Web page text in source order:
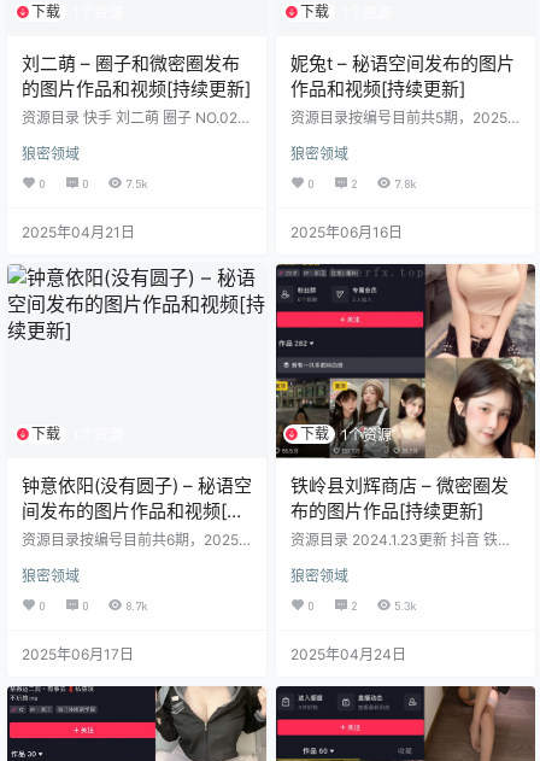
下载
刘二萌 – 圈子和微密圈发布
的图片作品和视频[持续更新]
资源目录 快手 刘二萌 圈子 NO.020
9期【16P】 快手 刘二萌 圈子 NO.0
18期【12P】 快手 刘二萌 圈子 NO.
017期【20P】 快手 刘二萌 圈子 N
NO.015期【15P】 快手 刘二萌 圈子
圈子 NO.013期【42P】 快手 刘二
萌 圈子…
狼密领域
0 0 7.5k
2025年04月21日
下载
妮兔t – 秘语空间发布的图片
作品和视频[持续更新]
资源目录按编号目前共5期，2025.
狼密领域
0 2 7.8k
2025年06月16日
下载
钟意依阳(没有圆子) – 秘语空
间发布的图片作品和视频[持
续更新]
资源目录按编号目前共6期，2025.
狼密领域
0 0 8.7k
2025年06月17日
下载 1个资源
铁岭县刘辉商店 – 微密圈发
布的图片作品[持续更新]
资源目录 2024.1.23更新 抖音 铁岭
7V】 抖音 铁岭县刘辉商店 微密圈
NO.005期 【8P】 抖音 铁岭县刘辉
商店 微密圈 NO.004期 【4P】 抖
期 【4P5V】 抖音 铁岭县刘辉商店
铁岭县刘辉商店 微密圈 NO.001期
【11V6P…
狼密领域
0 2 5.3k
2025年04月24日